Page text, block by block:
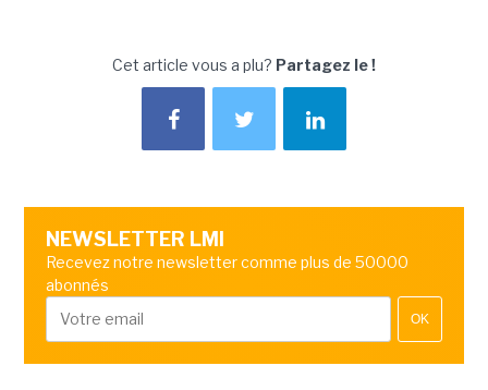
Cet article vous a plu? Partagez le !
NEWSLETTER LMI
Recevez notre newsletter comme plus de 50000
abonnés
OK